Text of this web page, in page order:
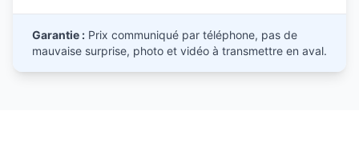
Garantie : Prix communiqué par téléphone, pas de
mauvaise surprise, photo et vidéo à transmettre en aval.